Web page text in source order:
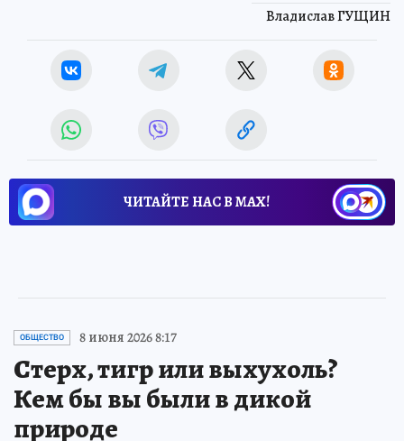
Владислав ГУЩИН
ЧИТАЙТЕ НАС В МАХ!
ОБЩЕСТВО 8 июня 2026 8:17
Стерх, тигр или выхухоль?
Кем бы вы были в дикой
природе